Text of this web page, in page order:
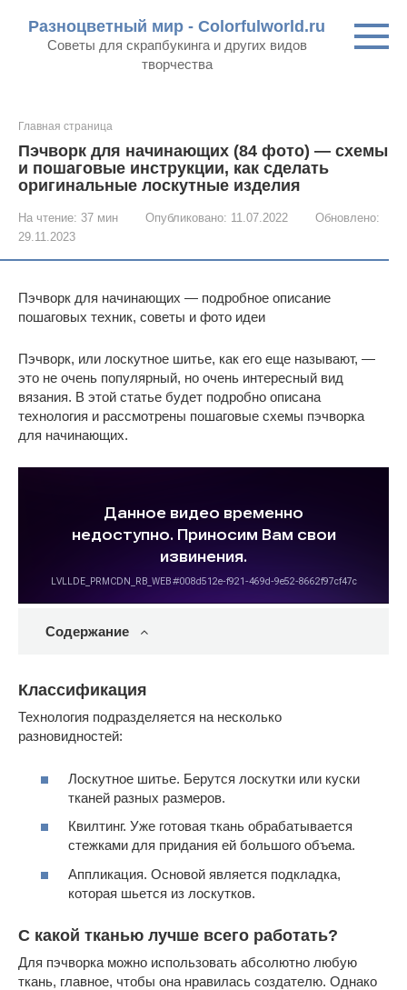
контенту
Разноцветный мир - Colorfulworld.ru
Советы для скрапбукинга и других видов
творчества
Главная страница
Пэчворк для начинающих (84 фото) — схемы
и пошаговые инструкции, как сделать
оригинальные лоскутные изделия
На чтение: 37 мин Опубликовано: 11.07.2022
Обновлено:
29.11.2023
Пэчворк для начинающих — подробное описание
пошаговых техник, советы и фото идеи
Пэчворк, или лоскутное шитье, как его еще называют, —
это не очень популярный, но очень интересный вид
вязания. В этой статье будет подробно описана
технология и рассмотрены пошаговые схемы пэчворка
для начинающих.
Содержание
Классификация
Технология подразделяется на несколько
разновидностей:
Лоскутное шитье. Берутся лоскутки или куски
тканей разных размеров.
Квилтинг. Уже готовая ткань обрабатывается
стежками для придания ей большого объема.
Аппликация. Основой является подкладка,
которая шьется из лоскутков.
С какой тканью лучше всего работать?
Для пэчворка можно использовать абсолютно любую
ткань, главное, чтобы она нравилась создателю. Однако